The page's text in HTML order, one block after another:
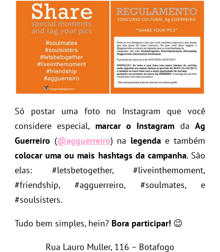
Só postar uma foto no Instagram que você
considere especial, marcar o Instagram daAg
Guerreiro (@agguerreiro) na legenda e também
colocar uma ou mais hashtags da campanha. São
elas: #letsbetogether, #liveinthemoment,
#friendship, #agguerreiro, #soulmates, e
#soulsisters.
Tudo bem simples, hein? Bora participar! 😉
Rua Lauro Muller, 116 – Botafogo